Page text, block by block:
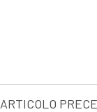
ARTICOLO